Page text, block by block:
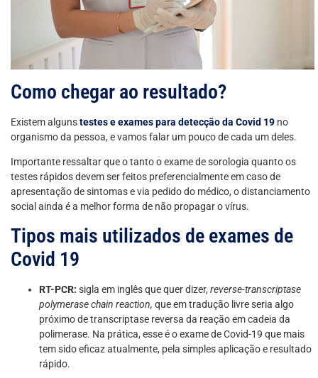
Como chegar ao resultado?
Existem algunstestes e exames para detecção da Covid 19 no
organismo da pessoa, e vamos falar um pouco de cada um deles.
Importante ressaltar que o tanto o exame de sorologia quanto os
testes rápidos devem ser feitos preferencialmente em caso de
apresentação de sintomas e via pedido do médico, o distanciamento
social ainda é a melhor forma de não propagar o vírus.
Tipos mais utilizados de exames de
Covid 19
RT-PCR: sigla em inglês que quer dizer, reverse-transcriptase
polymerase chain reaction, que em tradução livre seria algo
próximo de transcriptase reversa da reação em cadeia da
polimerase. Na prática, esse é o exame de Covid-19 que mais
tem sido eficaz atualmente, pela simples aplicação e resultado
rápido.